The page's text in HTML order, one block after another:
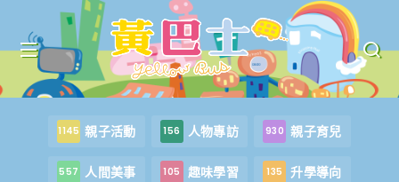
1145 親子活動 156 人物專訪 930 親子育兒
557 人間美事 105 趣味學習 135 升學導向